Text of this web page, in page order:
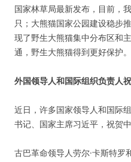
国家林草局最新发布，目前，
只；大熊猫国家公园建设稳步
现了野生大熊猫集中分布区和
通，野生大熊猫得到更好保护。
外国领导人和国际组织负责人
近日，许多国家领导人和国际
书记、国家主席习近平，祝贺
古巴革命领导人劳尔·卡斯特